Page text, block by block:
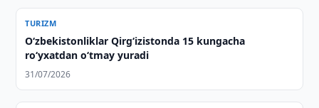
TURIZM
O‘zbekistonliklar Qirg‘izistonda 15 kungacha
ro‘yxatdan o‘tmay yuradi
31/07/2026